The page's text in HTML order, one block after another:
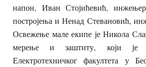
напон, Иван Стојићевић,
постројења и Ненад Стевановић,
Освежење мале екипе је Никола
мерење и заштиту, који је
Електротехничког факултета у